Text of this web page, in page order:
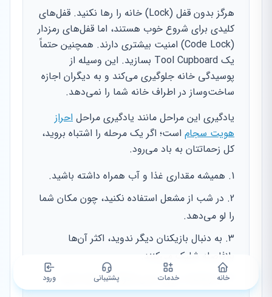
هرگز بدون قفل (Lock) خانه را رها نکنید. قفل‌های
کلیدی برای شروع خوب هستند، اما قفل‌های رمزدار
(Code Lock) امنیت بیشتری دارند. همچنین حتماً
یک Tool Cupboard بسازید. این وسیله از
پوسیدگی خانه جلوگیری می‌کند و به دیگران اجازه
ساخت‌وساز در اطراف خانه شما را نمی‌دهد.
یادگیری این مراحل مانند یادگیری مراحل احراز
هویت سجام است؛ اگر یک مرحله را اشتباه بروید،
کل زحماتتان به باد می‌رود.
همیشه مقداری غذا و آب همراه داشته باشید.
در شب از مشعل استفاده نکنید، چون مکان شما
را لو می‌دهد.
به دنبال بازیکنان دیگر ندوید، اکثر آن‌ها
بلافاصله شلیک می‌کنند.
از ارتفاعات برای دیدن اطراف استفاده کنید.خانه خدمات پشتیبانی ورود